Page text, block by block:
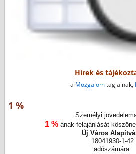
Hírek és
a Mozgalomtagjainak,
1 %
Személyi
1 %-ának felajánlását
Új Város
18041930-1-42
adószámára.